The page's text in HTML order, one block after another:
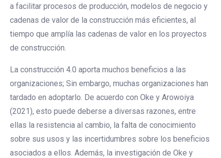
a facilitar procesos de producción, modelos de negocio y
cadenas de valor de la construcción más eficientes, al
tiempo que amplía las cadenas de valor en los proyectos
de construcción.
La construcción 4.0 aporta muchos beneficios a las
organizaciones; Sin embargo, muchas organizaciones han
tardado en adoptarlo. De acuerdo con Oke y Arowoiya
(2021), esto puede deberse a diversas razones, entre
ellas la resistencia al cambio, la falta de conocimiento
sobre sus usos y las incertidumbres sobre los beneficios
asociados a ellos. Además, la investigación de Oke y